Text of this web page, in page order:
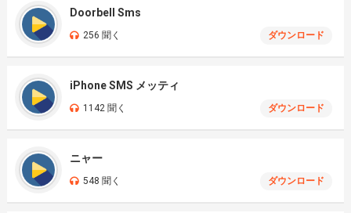
Doorbell Sms
256 聞く ダウンロード
iPhone SMS メッティ
1142 聞く ダウンロード
ニャー
548 聞く ダウンロード